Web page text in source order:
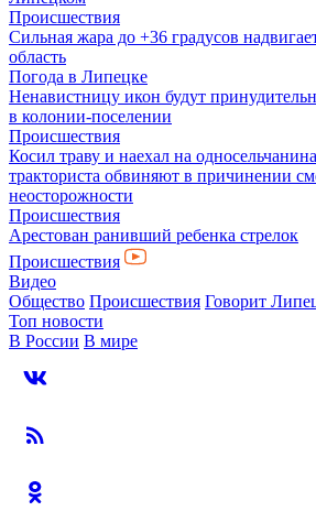
Происшествия
Сильная жара до +36 градусов
область
Погода в Липецке
Ненавистницу икон будут
в колонии-поселении
Происшествия
Косил траву и наехал на
тракториста обвиняют в причинении
неосторожности
Происшествия
Арестован ранивший ребенка стрелок
Происшествия
Видео
Общество Происшествия Говорит
Топ новости
В России В мире